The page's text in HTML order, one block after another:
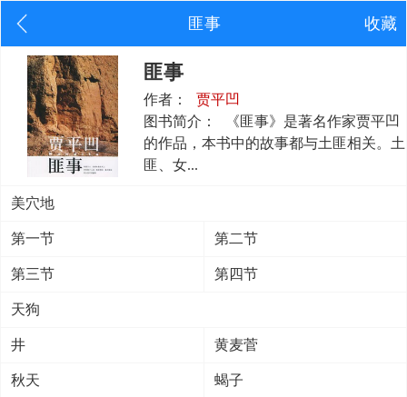
匪事 收藏
匪事
作者：
贾平凹
图书简介：
《匪事》是著名作家贾平凹
的作品，本书中的故事都与土匪相关。土
匪、女...
美穴地
第一节 第二节
第三节 第四节
天狗
井 黄麦菅
秋天 蝎子